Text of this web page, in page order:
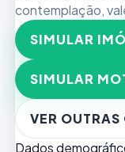
contemplação,
SIMULAR
SIMULAR
VER
Dados